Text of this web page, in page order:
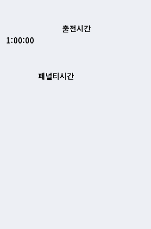
출전시간
1:00:00
페널티시간